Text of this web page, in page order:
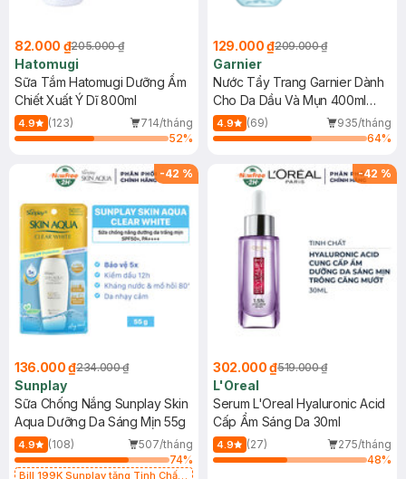
82.000 ₫205.000 ₫
Hatomugi
Sữa Tắm Hatomugi Dưỡng Ẩm
Chiết Xuất Ý Dĩ 800ml
4.9 (123)
714/tháng
52%
129.000 ₫209.000 ₫
Garnier
Nước Tẩy Trang Garnier Dành
Cho Da Dầu Và Mụn 400ml
(Mới)
4.9 (69)
935/tháng
64%
-42 %
136.000 ₫234.000 ₫
Sunplay
Sữa Chống Nắng Sunplay Skin
Aqua Dưỡng Da Sáng Mịn 55g
4.9 (108)
507/tháng
74%
Bill 199K Sunplay tặng Tinh Chất
-42 %
302.000 ₫519.000 ₫
L'Oreal
Serum L'Oreal Hyaluronic Acid
Cấp Ẩm Sáng Da 30ml
4.9 (27)
275/tháng
48%